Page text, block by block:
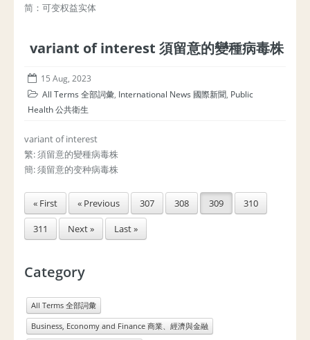
简：可变权益实体
variant of interest 須留意的變種病毒株
15 Aug, 2023
All Terms 全部詞彙, International News 國際新聞, Public
Health 公共衛生
variant of interest
繁: 須留意的變種病毒株
簡: 须留意的变种病毒株
« First « Previous 307 308 309 310
311 Next » Last »
Category
All Terms 全部詞彙
Business, Economy and Finance 商業、經濟與金融